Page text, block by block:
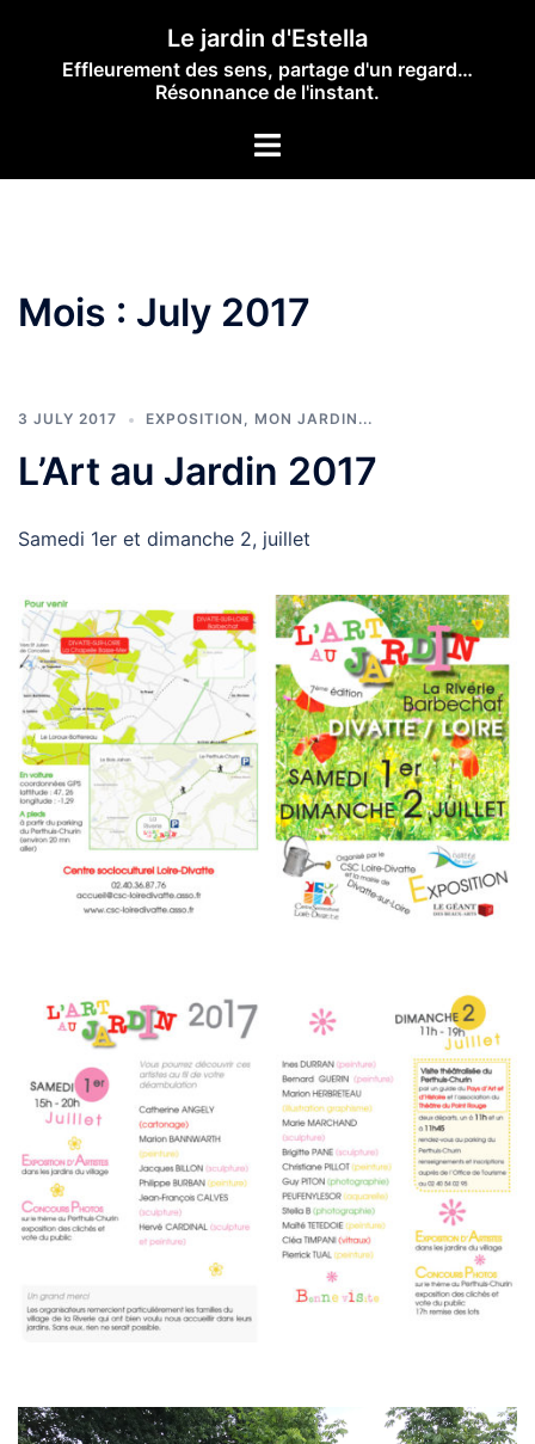
content
Le jardin d'Estella
Effleurement des sens, partage d'un regard…
Résonnance de l'instant.
Toggle
Mois : July 2017
3 JULY 2017 EXPOSITION , MON JARDIN...
L’Art au Jardin 2017
Samedi 1er et dimanche 2, juillet